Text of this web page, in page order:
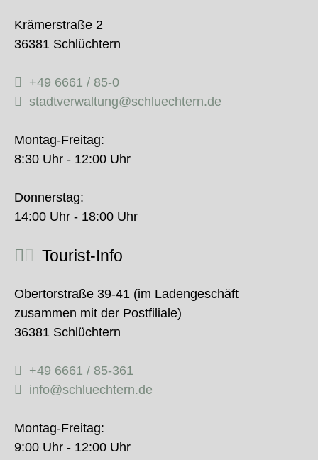
Krämerstraße 2
36381 Schlüchtern
+49 6661 / 85-0
stadtverwaltung@schluechtern.de
Montag-Freitag:
8:30 Uhr - 12:00 Uhr
Donnerstag:
14:00 Uhr - 18:00 Uhr
Tourist-Info
Obertorstraße 39-41 (im Ladengeschäft
zusammen mit der Postfiliale)
36381 Schlüchtern
+49 6661 / 85-361
info@schluechtern.de
Montag-Freitag:
9:00 Uhr - 12:00 Uhr